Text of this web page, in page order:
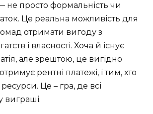
не просто формальність чи
Це реальна можливість для
отримати вигоду з
і власності. Хоча й існує
але зрештою, це вигідно
рентні платежі, і тим, хто
Це – гра, де всі
виграші.